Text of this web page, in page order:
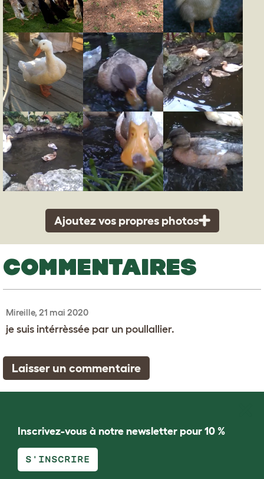
Ajoutez vos propres photos
COMMENTAIRES
Mireille, 21 mai 2020
je suis intérrèssée par un poullallier.
Laisser un commentaire
Inscrivez-vous à notre newsletter pour 10 %
S'INSCRIRE